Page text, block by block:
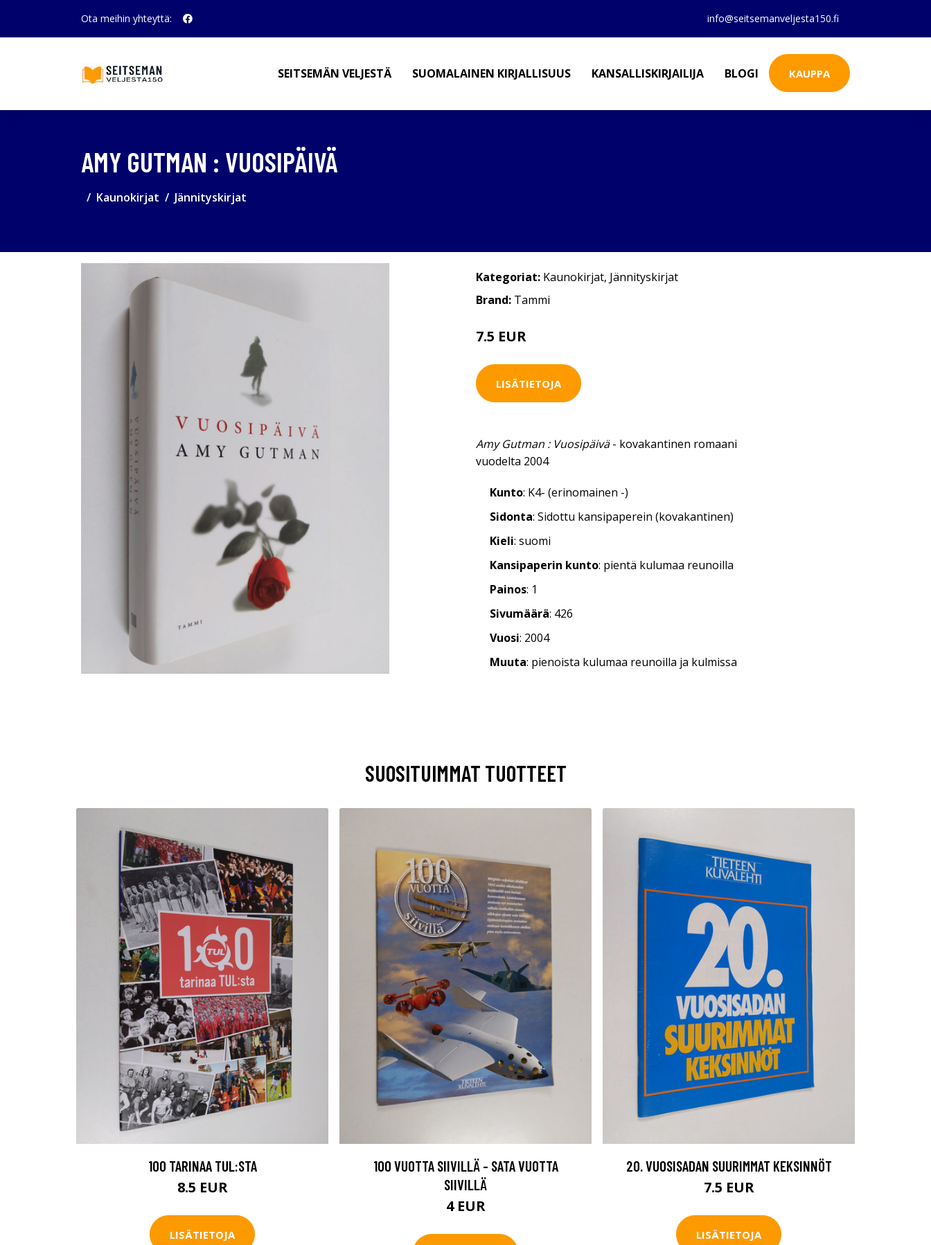
Ota meihin yhteyttä: info@seitsemanveljesta150.fi
SEITSEMÄN VELJESTÄ SUOMALAINEN KIRJALLISUUS KANSALLISKIRJAILIJA BLOGI KAUPPA
AMY GUTMAN : VUOSIPÄIVÄ
Kaunokirjat Jännityskirjat
Kategoriat: Kaunokirjat, Jännityskirjat
Brand: Tammi
7.5 EUR
LISÄTIETOJA
Amy Gutman : Vuosipäivä- kovakantinen romaani
vuodelta 2004
Kunto: K4- (erinomainen -)
Sidonta: Sidottu kansipaperein (kovakantinen)
Kieli: suomi
Kansipaperin kunto: pientä kulumaa reunoilla
Painos: 1
Sivumäärä: 426
Vuosi: 2004
Muuta: pienoista kulumaa reunoilla ja kulmissa
SUOSITUIMMAT TUOTTEET
100 TARINAA TUL:STA
8.5 EUR
LISÄTIETOJA
100 VUOTTA SIIVILLÄ - SATA VUOTTA
SIIVILLÄ
4 EUR
20. VUOSISADAN SUURIMMAT KEKSINNÖT
7.5 EUR
LISÄTIETOJA